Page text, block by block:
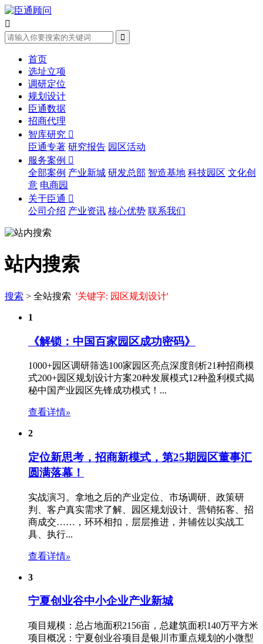


首页
选址立项
调研定位
规划设计
臣通数据
招商代理
智库研究 
臣通专著 研究报告 园区活动
服务案例 
全部案例 产业新城 研发总部 智造基地 科技园区 文化创
意 电商园
关于臣通 
公司介绍 产业资讯 核心优势 联系我们
站内搜索
搜索 > 全站搜索 '关键字: 园区规划设计'
1
《解锁：中国百家园区成功密码》
1000+园区调研筛选100家园区亮点深度剖析21种招商模
式200+园区规划设计方案20种发展模式12种盈利模式揭
秘中国产业园区先锋成功模式！...
查看详情»
2
定位新思考，招商新模式，第25期园区董事汇
圆满落幕！
实战演习。拿地之后的产业定位、市场调研、政策研
判、客户真实需求了解、
园区规划设计 、营销拓客、招
商成交……，环环相扣，层层推进，并辅佐以实战工
具、执行...
查看详情»
3
宁夏创业谷中小企业产业新城
项目规模：总占地面积2156亩，总建筑面积140万平方米
项目概况：宁夏创业谷项目是银川市重点规划的小微型